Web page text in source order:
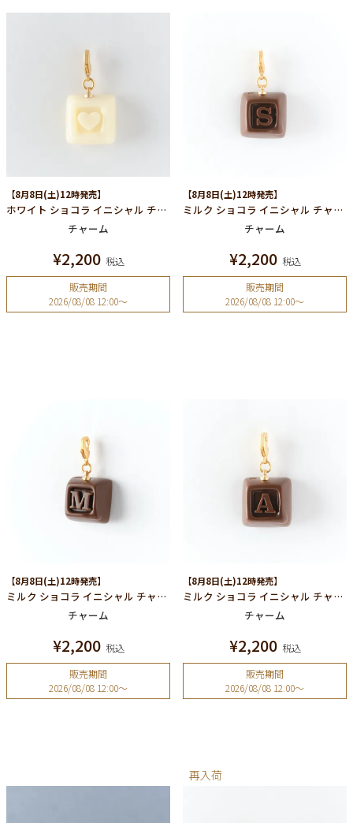
【8月8日(土)12時発売】
ホワイト ショコラ イニシャル チャーム/ハート
チャーム
¥2,200 税込
販売期間
2026/08/08 12:00〜
【8月8日(土)12時発売】
ミルク ショコラ イニシャル チャーム/S
チャーム
¥2,200 税込
販売期間
2026/08/08 12:00〜
【8月8日(土)12時発売】
ミルク ショコラ イニシャル チャーム/M
チャーム
¥2,200 税込
販売期間
2026/08/08 12:00〜
【8月8日(土)12時発売】
ミルク ショコラ イニシャル チャーム/A
チャーム
¥2,200 税込
販売期間
2026/08/08 12:00〜
再入荷